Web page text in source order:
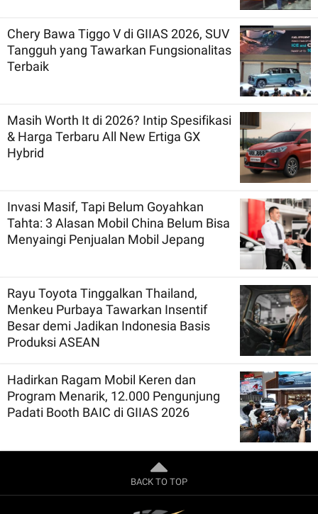
Chery Bawa Tiggo V di GIIAS 2026, SUV
Tangguh yang Tawarkan Fungsionalitas
Terbaik
Masih Worth It di 2026? Intip Spesifikasi
& Harga Terbaru All New Ertiga GX
Hybrid
Invasi Masif, Tapi Belum Goyahkan
Tahta: 3 Alasan Mobil China Belum Bisa
Menyaingi Penjualan Mobil Jepang
Rayu Toyota Tinggalkan Thailand,
Menkeu Purbaya Tawarkan Insentif
Besar demi Jadikan Indonesia Basis
Produksi ASEAN
Hadirkan Ragam Mobil Keren dan
Program Menarik, 12.000 Pengunjung
Padati Booth BAIC di GIIAS 2026
BACK TO TOP